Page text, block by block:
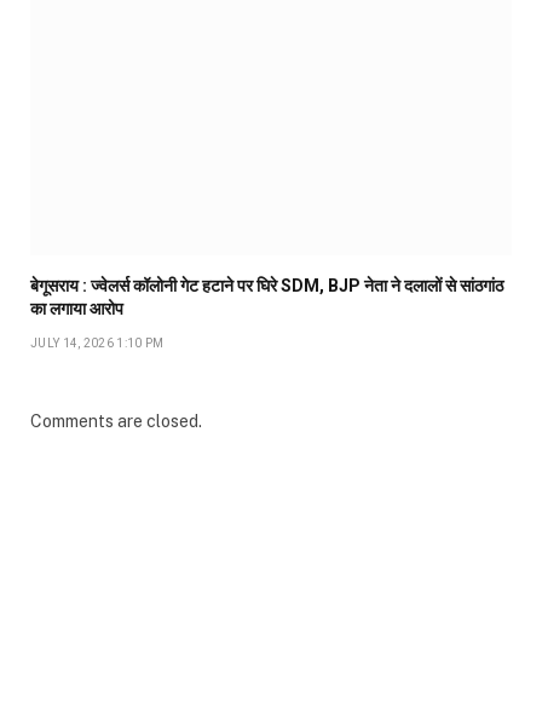
बेगूसराय : ज्वेलर्स कॉलोनी गेट हटाने पर घिरे SDM, BJP नेता ने दलालों से सांठगांठ
का लगाया आरोप
JULY 14, 2026 1:10 PM
Comments are closed.